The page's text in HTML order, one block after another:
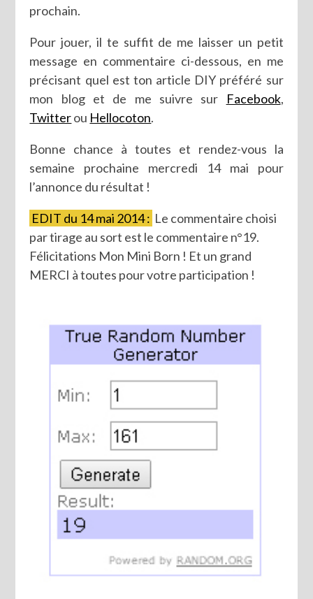
prochain.
Pour jouer, il te suffit de me laisser un petit
message en commentaire ci-dessous, en me
précisant quel est ton article DIY préféré sur
mon blog et de me suivre sur
Facebook,
Twitterou Hellocoton.
Bonne chance à toutes et rendez-vous la
semaine prochaine mercredi 14 mai pour
l’annonce du résultat !
EDIT du 14 mai 2014 : Le commentaire choisi
par tirage au sort est le commentaire n°19.
Félicitations Mon Mini Born ! Et un grand
MERCI à toutes pour votre participation !